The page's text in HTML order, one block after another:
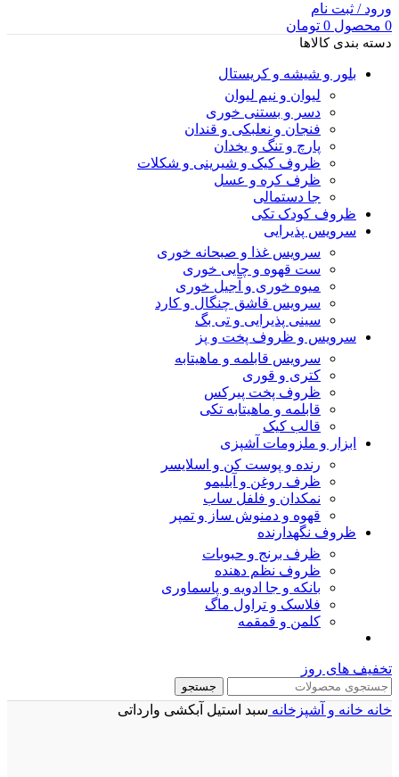
ورود / ثبت نام
0 محصول 0 تومان
دسته بندی کالاها
بلور و شیشه و کریستال
لیوان و نیم لیوان
دسر و بستنی خوری
فنجان و نعلبکی و قندان
پارچ و تنگ و یخدان
ظروف کیک و شیرینی و شکلات
ظرف کره و عسل
جا دستمالی
ظروف کودک تکی
سرویس پذیرایی
سرویس غذا و صبحانه خوری
ست قهوه و چایی خوری
میوه خوری و آجیل خوری
سرویس قاشق چنگال و کارد
سینی پذیرایی و تی بگ
سرویس و ظروف پخت و پز
سرویس قابلمه و ماهیتابه
کتری و قوری
ظروف پخت پیرکس
قابلمه و ماهیتابه تکی
قالب کیک
ابزار و ملزومات آشپزی
رنده و پوست کن و اسلایسر
ظرف روغن و آبلیمو
نمکدان و فلفل ساب
قهوه و دمنوش ساز و تمپر
ظروف نگهدارنده
ظرف برنج و حبوبات
ظروف نظم دهنده
بانکه و جا ادویه و پاسماوری
فلاسک و تراول ماگ
کلمن و قمقمه
تخفیف های روز
جستجو
خانه خانه و آشپزخانه سبد استیل آبکشی وارداتی